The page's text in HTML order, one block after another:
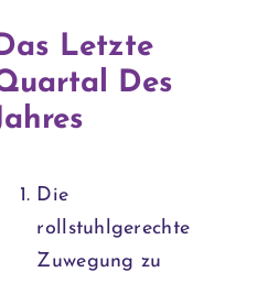
Letzte
Des
Die
rollstuhlgerechte
Zuwegung zu